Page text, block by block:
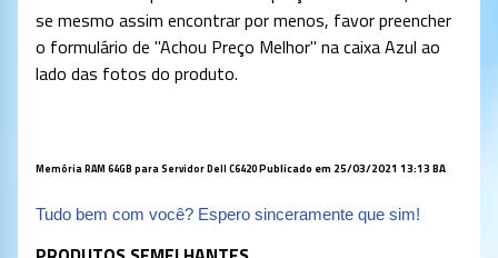
se mesmo assim encontrar por menos, favor preencher
o formulário de "Achou Preço Melhor" na caixa Azul ao
lado das fotos do produto.
Memória RAM 64GB para Servidor Dell C6420Publicado em 25/03/2021 13:13 BA
Tudo bem com você? Espero sinceramente que sim!